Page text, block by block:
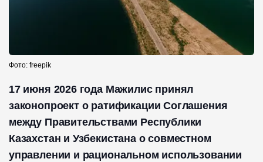
Фото: freepik
17 июня 2026 года Мажилис принял
законопроект о ратификации Соглашения
между Правительствами Республики
Казахстан и Узбекистана о совместном
управлении и рациональном использовании